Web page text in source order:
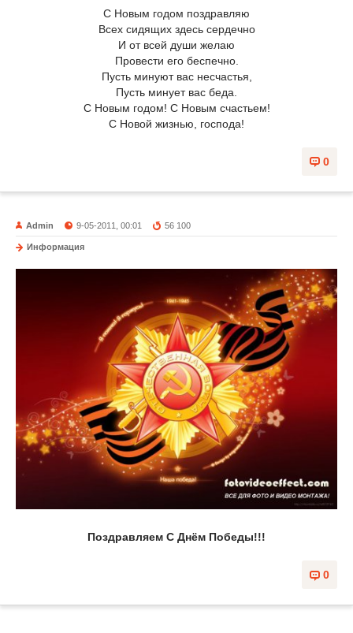
С Новым годом поздравляю
Всех сидящих здесь сердечно
И от всей души желаю
Провести его беспечно.
Пусть минуют вас несчастья,
Пусть минует вас беда.
С Новым годом! С Новым счастьем!
С Новой жизнью, господа!
0
Admin 9-05-2011, 00:01 56 100
Информация
Поздравляем С Днём Победы!!!
0